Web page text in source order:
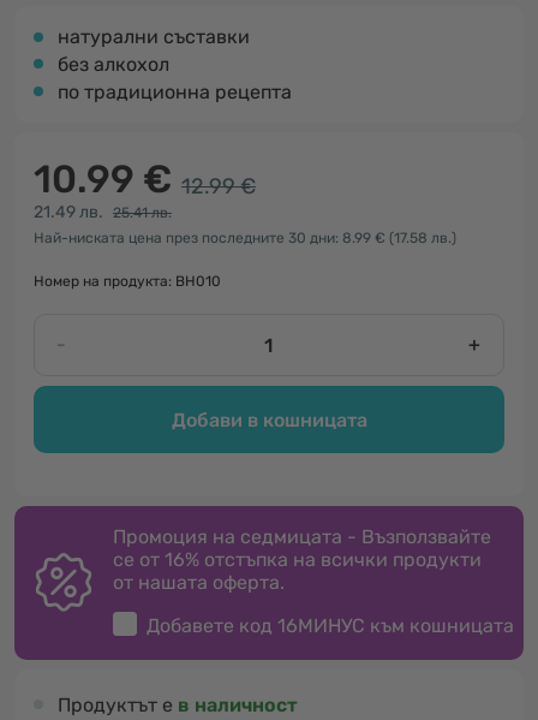
натурални съставки
без алкохол
по традиционна рецепта
10.99 € 12.99 €
21.49 лв.
25.41 лв.
Най-ниската цена през последните 30 дни: 8.99 € (17.58 лв.)
Номер на продукта: BH010
- +
Добави в кошницата
Промоция на седмицата - Възползвайте
се от 16% отстъпка на всички продукти
от нашата оферта.
Добавете код 16МИНУС към кошницата
Продуктът е в наличност